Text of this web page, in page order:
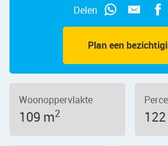
Plan een
Delen
Woonoppervlakte
109 m2